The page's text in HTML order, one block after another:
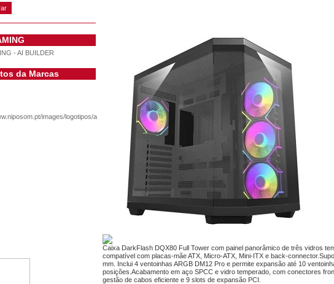
- AI BUILDER
da Marcas
Caixa DarkFlash DQX80 Full Tower com painel panorâmico de três vidros
compatível com placas-mãe ATX, Micro-ATX, Mini-ITX e back-
mm. Inclui 4 ventoinhas ARGB DM12 Pro e permite expansão até 10
posições.Acabamento em aço SPCC e vidro temperado, com conectores
gestão de cabos eficiente e 9 slots de expansão PCI.